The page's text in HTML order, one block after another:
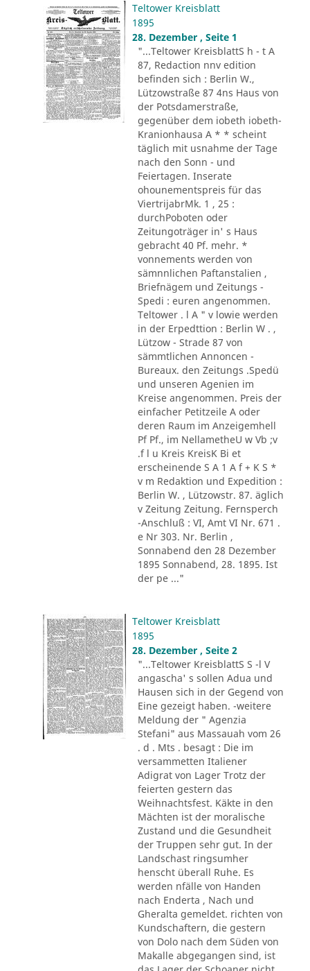
Teltower Kreisblatt
1895
28. Dezember , Seite 1
"...Teltower KreisblattS h - t A
87, Redaction nnv edition
befinden sich : Berlin W.,
Lützowstraße 87 4ns Haus von
der Potsdamerstraße,
gegenüber dem iobeth iobeth-
Kranionhausa A * * scheint
täglich mit usnahme der Tage
nach den Sonn - und
Feiertagen. Inserate
ohounementspreis für das
ViertrijabrMk. 1 , 25 :
durchPoboten oder
Zeitungoträger in' s Haus
gebracht 40 Pf. mehr. *
vonnements werden von
sämnnlichen Paftanstalien ,
Briefnägem und Zeitungs -
Spedi : euren angenommen.
Teltower . l A " v lowie werden
in der Erpedttion : Berlin W . ,
Lützow - Strade 87 von
sämmtlichen Annoncen -
Bureaux. den Zeitungs .Spedü
und unseren Agenien im
Kreise angenommen. Preis der
einfacher Petitzeile A oder
deren Raum im Anzeigemhell
Pf Pf., im NellametheU w Vb ;v
.f l u Kreis KreisK Bi et
erscheinende S A 1 A f + K S *
v m Redaktion und Expedition :
Berlin W. , Lützowstr. 87. äglich
v Zeitung Zeitung. Fernsperch
-Anschluß : VI, Amt VI Nr. 671 .
e Nr 303. Nr. Berlin ,
Sonnabend den 28 Dezember
1895 Sonnabend, 28. 1895. Ist
der pe ..."
Teltower Kreisblatt
1895
28. Dezember , Seite 2
"...Teltower KreisblattS S -l V
angascha' s sollen Adua und
Hausen sich in der Gegend von
Eine gezeigt haben. -weitere
Meldung der " Agenzia
Stefani" aus Massauah vom 26
. d . Mts . besagt : Die im
versammetten Italiener
Adigrat von Lager Trotz der
feierten gestern das
Weihnachtsfest. Käkte in den
Mächten ist der moralische
Zustand und die Gesundheit
der Truppen sehr gut. In der
Landschast ringsumher
henscht überall Ruhe. Es
werden nfälle von Handen
nach Enderta , Nach und
Gheralta gemeldet. richten von
Kundschaftern, die gestern
von Dolo nach dem Süden von
Makalle abgegangen sind, ist